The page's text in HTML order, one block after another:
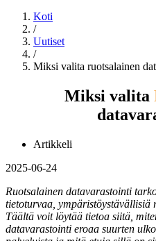
Koti
/
Uutiset
/
Miksi valita ruotsalainen
Miksi valita
Artikkeli
2025-06-24
Ruotsalainen datavarastointi
tietoturvaa, ympäristöystävällisiä
Täältä voit löytää tietoa siitä,
datavarastointi eroaa suurten